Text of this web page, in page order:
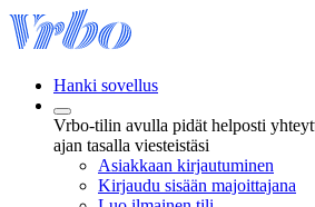
Hanki sovellus
Vrbo-tilin avulla pidät helposti
ajan tasalla viesteistäsi
Asiakkaan kirjautuminen
Kirjaudu sisään majoittajana